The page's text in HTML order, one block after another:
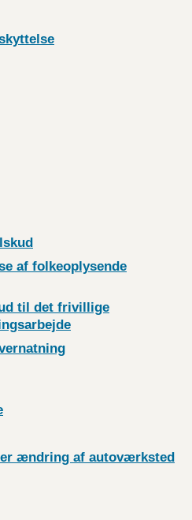
af folkeoplysende
til det frivillige
ændring af autoværksted